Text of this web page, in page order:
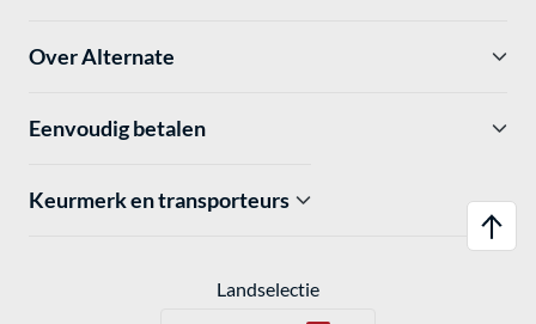
Over Alternate
Eenvoudig betalen
Keurmerk en transporteurs
Landselectie